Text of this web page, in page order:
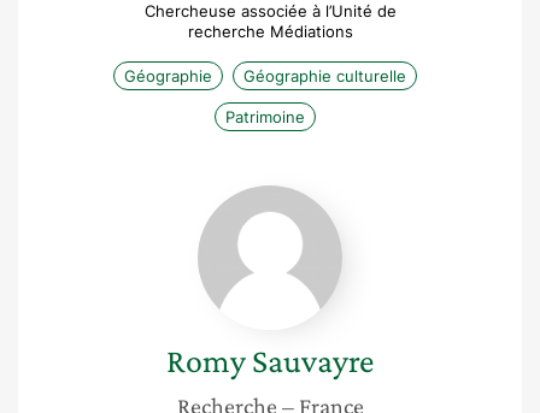
Chercheuse associée à l’Unité de
recherche Médiations
Géographie Géographie culturelle
Patrimoine
Romy
Sauvayre
RomySauvayre
Recherche – France